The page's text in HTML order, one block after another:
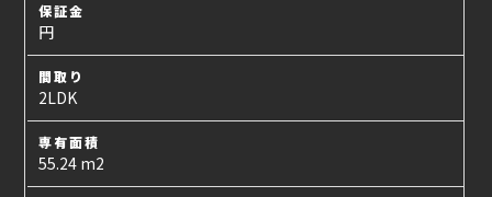
保証金
円
間取り
2LDK
専有面積
55.24 m2